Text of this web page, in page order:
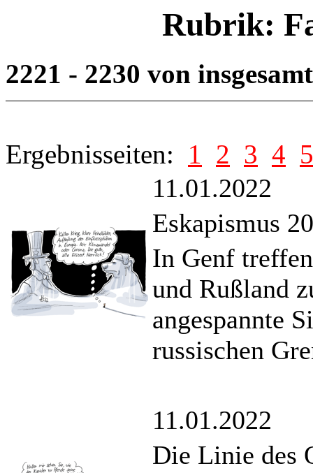
Rubrik:
2221 - 2230 von
Ergebnisseiten: 1 2 3 4 5
11.01.2022
Eskapismus
In Genf
und Rußland
angespannte
russischen
11.01.2022
Die Linie des